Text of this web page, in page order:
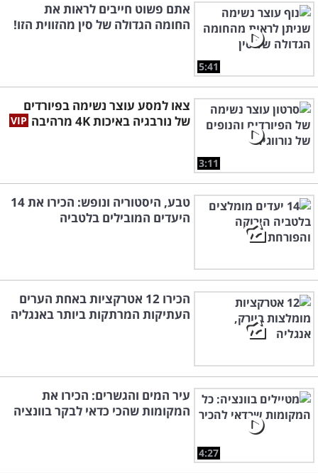
5:41
אתם פשוט חייבים לראות את
החומה הגדולה של סין מהזווית הזו!
3:11
צאו למסע עוצר נשימה בפיורדים
של נורבגיה באיכות 4K מרהיבה
טבע, היסטוריה ונופש: הכירו את 14
היעדים המובילים בלטביה
הכירו 12 אטרקציות באחת הערים
העתיקות המרתקות ביותר באנגליה
4:27
עיר המים והגשרים: הכירו את
המקומות שהכי כדאי לבקר בוונציה